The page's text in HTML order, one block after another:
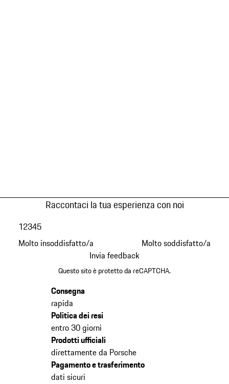
Raccontaci la tua esperienza con noi
Molto insoddisfatto/a
12345
Molto soddisfatto/a
Invia feedback
Questo sito è protetto da reCAPTCHA.
Consegna
rapida
Politica dei resi
entro 30 giorni
Prodotti ufficiali
direttamente da Porsche
Pagamento e trasferimento
dati sicuri